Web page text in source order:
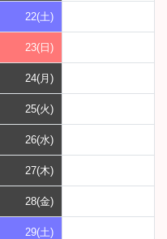
22(土)
23(日)
24(月)
25(火)
26(水)
27(木)
28(金)
29(土)